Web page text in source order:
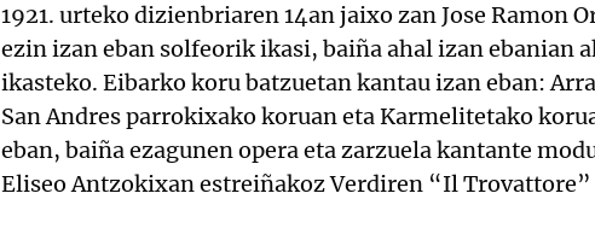
1921. urteko dizienbriaren 14an jaixo zan Jose Ramon
ezin izan eban solfeorik ikasi, baiña ahal izan ebanian
ikasteko. Eibarko koru batzuetan kantau izan eban:
San Andres parrokixako koruan eta Karmelitetako
eban, baiña ezagunen opera eta zarzuela kantante
Eliseo Antzokixan estreiñakoz Verdiren “Il